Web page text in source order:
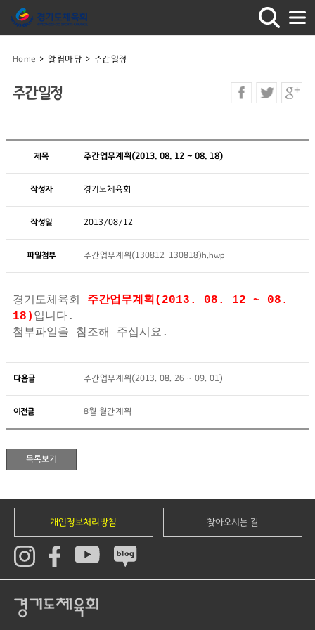
Home > 알림마당 > 주간일정
주간일정
제목 주간업무계획(2013. 08. 12 ~ 08. 18)
작성자 경기도체육회
작성일 2013/08/12
파일첨부 주간업무계획(130812-130818)h.hwp
경기도체육회 주간업무계획(2013. 08. 12 ~ 08.
18) 입니다.
첨부파일을 참조해 주십시요.
다음글 주간업무계획(2013. 08. 26 ~ 09. 01)
이전글 8월 월간계획
개인정보처리방침 찾아오시는 길